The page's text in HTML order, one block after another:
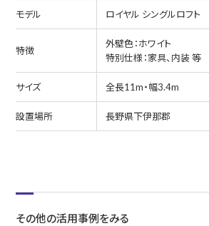
モデル ロイヤル シングルロフト
特徴
外壁色：ホワイト
特別仕様：家具、内装 等
サイズ 全長11m・幅3.4m
設置場所 長野県下伊那郡
その他の活用事例をみる